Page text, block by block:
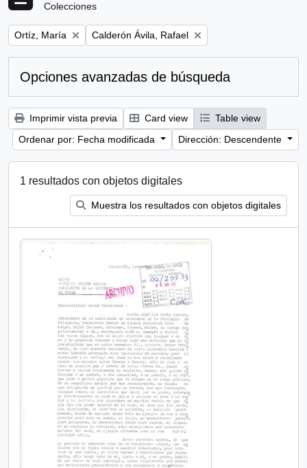
Colecciones
Remove filter:
Ortíz, María Remove filter:
Calderón Ávila, Rafael
Opciones avanzadas de búsqueda
Imprimir vista previa Card view
Table view
Ordenar por: Fecha modificada
Dirección: Descendente
1 resultados con objetos digitales
Muestra los resultados con objetos digitales